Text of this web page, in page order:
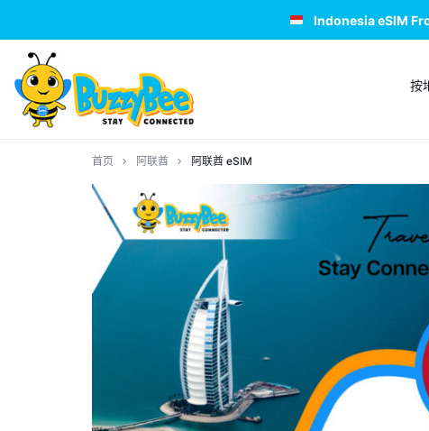
Indonesia eSIM
CONNECTED
按
首页 阿联酋 阿联酋 eSIM